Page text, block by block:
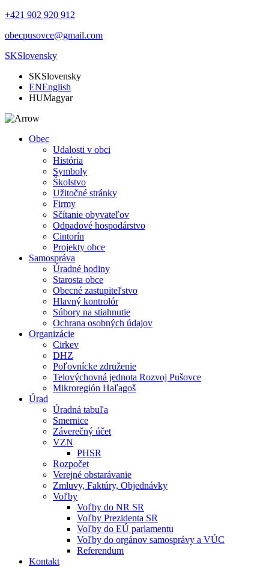
+421 902 920 912
obecpusovce@gmail.com
SKSlovensky
SKSlovensky
ENEnglish
HUMagyar
Obec
Udalosti v obci
História
Symboly
Školstvo
Užitočné stránky
Firmy
Sčítanie obyvateľov
Odpadové hospodárstvo
Cintorín
Projekty obce
Samospráva
Úradné hodiny
Starosta obce
Obecné zastupiteľstvo
Hlavný kontrolór
Súbory na stiahnutie
Ochrana osobných údajov
Organizácie
Cirkev
DHZ
Poľovnícke združenie
Telovýchovná jednota Rozvoj Pušovce
Mikroregión Haľagoš
Úrad
Úradná tabuľa
Smernice
Záverečný účet
VZN
PHSR
Rozpočet
Verejné obstarávanie
Zmluvy, Faktúry, Objednávky
Voľby
Voľby do NR SR
Voľby Prezidenta SR
Voľby do EÚ parlamentu
Voľby do orgánov samosprávy a VÚC
Referendum
Kontakt